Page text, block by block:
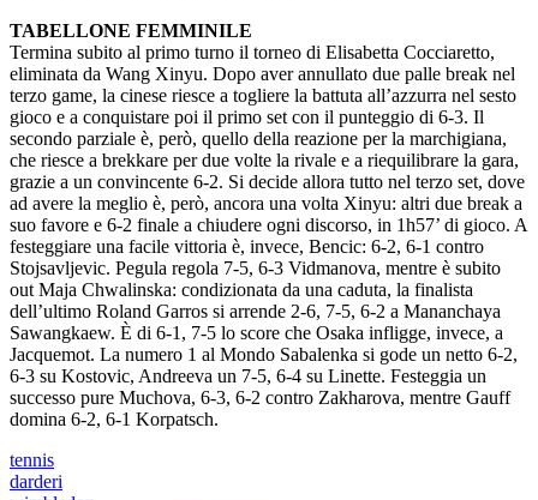
TABELLONE FEMMINILE
Termina subito al primo turno il torneo di Elisabetta Cocciaretto,
eliminata da Wang Xinyu. Dopo aver annullato due palle break nel
terzo game, la cinese riesce a togliere la battuta all’azzurra nel sesto
gioco e a conquistare poi il primo set con il punteggio di 6-3. Il
secondo parziale è, però, quello della reazione per la marchigiana,
che riesce a brekkare per due volte la rivale e a riequilibrare la gara,
grazie a un convincente 6-2. Si decide allora tutto nel terzo set, dove
ad avere la meglio è, però, ancora una volta Xinyu: altri due break a
suo favore e 6-2 finale a chiudere ogni discorso, in 1h57’ di gioco. A
festeggiare una facile vittoria è, invece, Bencic: 6-2, 6-1 contro
Stojsavljevic. Pegula regola 7-5, 6-3 Vidmanova, mentre è subito
out Maja Chwalinska: condizionata da una caduta, la finalista
dell’ultimo Roland Garros si arrende 2-6, 7-5, 6-2 a Mananchaya
Sawangkaew. È di 6-1, 7-5 lo score che Osaka infligge, invece, a
Jacquemot. La numero 1 al Mondo Sabalenka si gode un netto 6-2,
6-3 su Kostovic, Andreeva un 7-5, 6-4 su Linette. Festeggia un
successo pure Muchova, 6-3, 6-2 contro Zakharova, mentre Gauff
domina 6-2, 6-1 Korpatsch.
tennis
darderi